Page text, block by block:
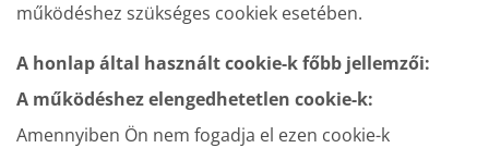
működéshez szükséges cookiek esetében.
A honlap által használt cookie-k főbb jellemzői:
A működéshez elengedhetetlen cookie-k:
Amennyiben Ön nem fogadja el ezen cookie-k